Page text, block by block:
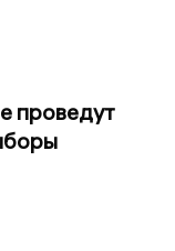
проведут